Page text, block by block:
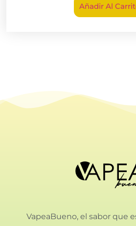
Añadir Al
VapeaBueno, el sabor que